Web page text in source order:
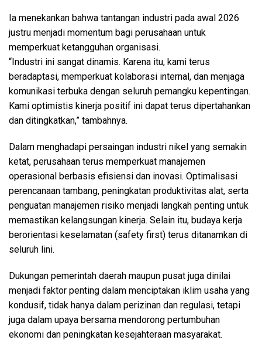
Ia menekankan bahwa tantangan industri pada awal 2026
justru menjadi momentum bagi perusahaan untuk
memperkuat ketangguhan organisasi.
“Industri ini sangat dinamis. Karena itu, kami terus
beradaptasi, memperkuat kolaborasi internal, dan menjaga
komunikasi terbuka dengan seluruh pemangku kepentingan.
Kami optimistis kinerja positif ini dapat terus dipertahankan
dan ditingkatkan,” tambahnya.
Dalam menghadapi persaingan industri nikel yang semakin
ketat, perusahaan terus memperkuat manajemen
operasional berbasis efisiensi dan inovasi. Optimalisasi
perencanaan tambang, peningkatan produktivitas alat, serta
penguatan manajemen risiko menjadi langkah penting untuk
memastikan kelangsungan kinerja. Selain itu, budaya kerja
berorientasi keselamatan (safety first) terus ditanamkan di
seluruh lini.
Dukungan pemerintah daerah maupun pusat juga dinilai
menjadi faktor penting dalam menciptakan iklim usaha yang
kondusif, tidak hanya dalam perizinan dan regulasi, tetapi
juga dalam upaya bersama mendorong pertumbuhan
ekonomi dan peningkatan kesejahteraan masyarakat.